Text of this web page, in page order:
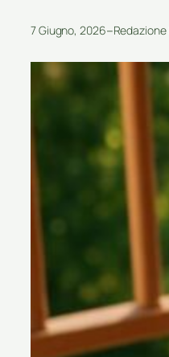
7 Giugno, 2026–Redazione